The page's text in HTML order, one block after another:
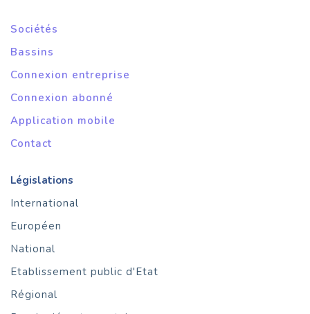
Sociétés
Bassins
Connexion entreprise
Connexion abonné
Application mobile
Contact
Législations
International
Européen
National
Etablissement public d'Etat
Régional